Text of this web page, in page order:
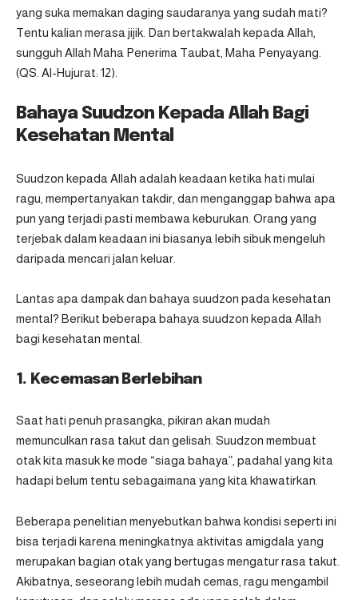
yang suka memakan daging saudaranya yang sudah mati?
Tentu kalian merasa jijik. Dan bertakwalah kepada Allah,
sungguh Allah Maha Penerima Taubat, Maha Penyayang.
(QS. Al-Hujurat: 12).
Bahaya Suudzon Kepada Allah Bagi
Kesehatan Mental
Suudzon kepada Allah adalah keadaan ketika hati mulai
ragu, mempertanyakan takdir, dan menganggap bahwa apa
pun yang terjadi pasti membawa keburukan. Orang yang
terjebak dalam keadaan ini biasanya lebih sibuk mengeluh
daripada mencari jalan keluar.
Lantas apa dampak dan bahaya suudzon pada kesehatan
mental? Berikut beberapa bahaya suudzon kepada Allah
bagi kesehatan mental.
1. Kecemasan Berlebihan
Saat hati penuh prasangka, pikiran akan mudah
memunculkan rasa takut dan gelisah. Suudzon membuat
otak kita masuk ke mode “siaga bahaya”, padahal yang kita
hadapi belum tentu sebagaimana yang kita khawatirkan.
Beberapa penelitian menyebutkan bahwa kondisi seperti ini
bisa terjadi karena meningkatnya aktivitas amigdala yang
merupakan bagian otak yang bertugas mengatur rasa takut.
Akibatnya, seseorang lebih mudah cemas, ragu mengambil